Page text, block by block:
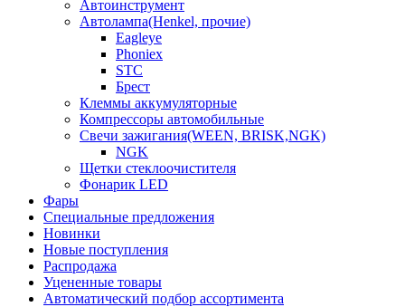
Автоинструмент
Автолампа(Henkel, прочие)
Eagleye
Phoniex
STC
Брест
Клеммы аккумуляторные
Компрессоры автомобильные
Свечи зажигания(WEEN, BRISK,NGK)
NGK
Щетки стеклоочистителя
Фонарик LED
Фары
Специальные предложения
Новинки
Новые поступления
Распродажа
Уцененные товары
Автоматический подбор ассортимента